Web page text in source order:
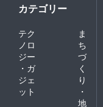
カテゴリー
テク
ノロ
ジー
・ガ
ジェ
ット
ま
ち
づ
く
り
・
地